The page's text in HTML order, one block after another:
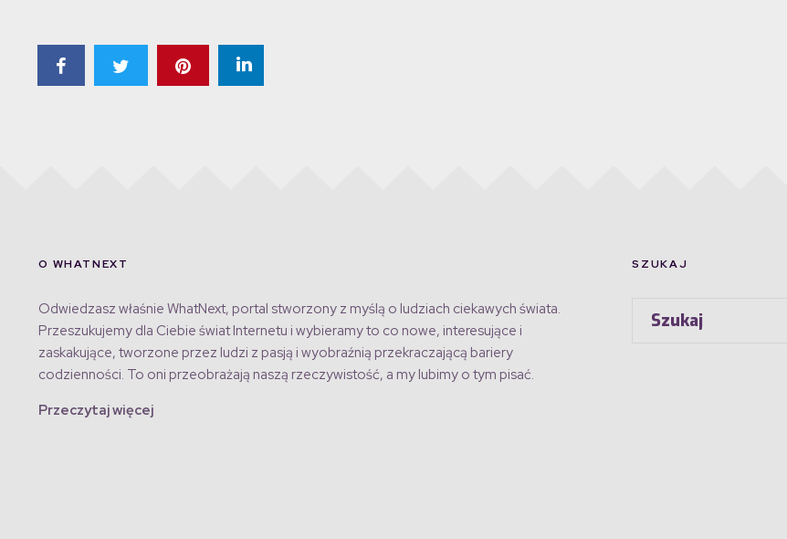
O WHATNEXT
Odwiedzasz właśnie WhatNext, portal stworzony z myślą o ludziach ciekawych świata.
Przeszukujemy dla Ciebie świat Internetu i wybieramy to co nowe, interesujące i
zaskakujące, tworzone przez ludzi z pasją i wyobraźnią przekraczającą bariery
codzienności. To oni przeobrażają naszą rzeczywistość, a my lubimy o tym pisać.
Przeczytaj więcej
SZUKAJ